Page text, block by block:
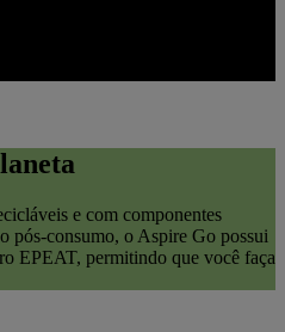
e com componentes
pós-consumo, o Aspire Go possui
EPEAT, permitindo que você faça